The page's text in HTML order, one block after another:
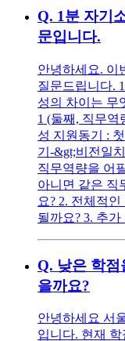
Q. 1분 자기
문입니다.
안녕하세요. 이
질문드립니다.
성의 차이는 무
1 (둘째, 직무역
성 지원동기 :
기-&gt;비전일
직무역량을 어
아니면 같은 직
요? 2. 전체적
될까요? 3. 추
Q. 낮은 학
을까요?
안녕하세요 서
입니다. 현재